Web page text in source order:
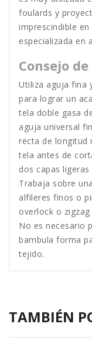
foulards y
imprescindible
especializada en
Consejo
Utiliza aguja fina
para lograr un
tela doble gasa
aguja universal
recta de longitud
tela antes de
dos capas
Trabaja sobre
alfileres finos o
overlock o
No es necesario
bambula forma
tejido.
TAMBIÉN